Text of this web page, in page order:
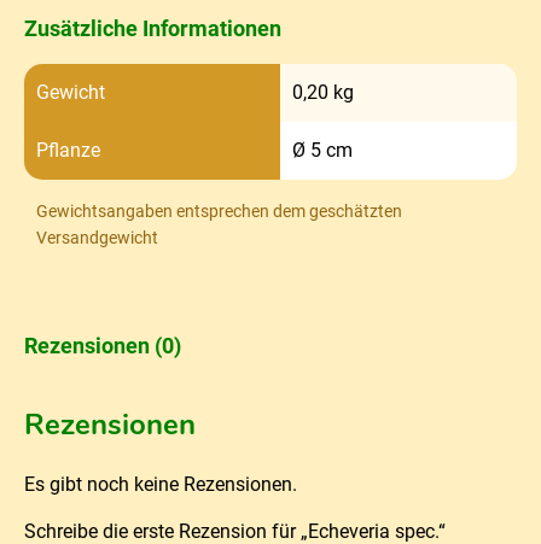
Zusätzliche Informationen
Gewicht 0,20 kg
Pflanze Ø 5 cm
Gewichtsangaben entsprechen dem geschätzten
Versandgewicht
Rezensionen (0)
Rezensionen
Es gibt noch keine Rezensionen.
Schreibe die erste Rezension für „Echeveria spec.“